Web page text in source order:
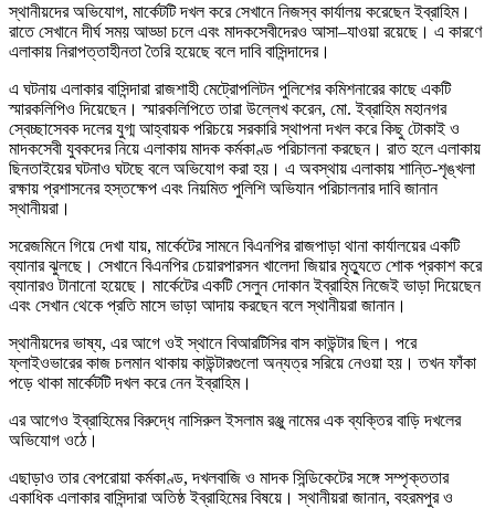
স্থানীয়দের অভিযোগ, মার্কেটটি দখল করে সেখানে নিজস্ব কার্যালয় করেছেন ইব্রাহিম।
রাতে সেখানে দীর্ঘ সময় আড্ডা চলে এবং মাদকসেবীদেরও আসা–যাওয়া রয়েছে। এ কারণে
এলাকায় নিরাপত্তাহীনতা তৈরি হয়েছে বলে দাবি বাসিন্দাদের।
এ ঘটনায় এলাকার বাসিন্দারা রাজশাহী মেট্রোপলিটন পুলিশের কমিশনারের কাছে একটি
স্মারকলিপিও দিয়েছেন। স্মারকলিপিতে তারা উল্লেখ করেন, মো. ইব্রাহিম মহানগর
স্বেচ্ছাসেবক দলের যুগ্ম আহ্বায়ক পরিচয়ে সরকারি স্থাপনা দখল করে কিছু টোকাই ও
মাদকসেবী যুবকদের নিয়ে এলাকায় মাদক কর্মকাণ্ড পরিচালনা করছেন। রাত হলে এলাকায়
ছিনতাইয়ের ঘটনাও ঘটছে বলে অভিযোগ করা হয়। এ অবস্থায় এলাকায় শান্তি-শৃঙ্খলা
রক্ষায় প্রশাসনের হস্তক্ষেপ এবং নিয়মিত পুলিশি অভিযান পরিচালনার দাবি জানান
স্থানীয়রা।
সরেজমিনে গিয়ে দেখা যায়, মার্কেটের সামনে বিএনপির রাজপাড়া থানা কার্যালয়ের একটি
ব্যানার ঝুলছে। সেখানে বিএনপির চেয়ারপারসন খালেদা জিয়ার মৃত্যুতে শোক প্রকাশ করে
ব্যানারও টানানো হয়েছে। মার্কেটের একটি সেলুন দোকান ইব্রাহিম নিজেই ভাড়া দিয়েছেন
এবং সেখান থেকে প্রতি মাসে ভাড়া আদায় করছেন বলে স্থানীয়রা জানান।
স্থানীয়দের ভাষ্য, এর আগে ওই স্থানে বিআরটিসির বাস কাউন্টার ছিল। পরে
ফ্লাইওভারের কাজ চলমান থাকায় কাউন্টারগুলো অন্যত্র সরিয়ে নেওয়া হয়। তখন ফাঁকা
পড়ে থাকা মার্কেটটি দখল করে নেন ইব্রাহিম।
এর আগেও ইব্রাহিমের বিরুদ্ধে নাসিরুল ইসলাম রঞ্জু নামের এক ব্যক্তির বাড়ি দখলের
অভিযোগ ওঠে।
এছাড়াও তার বেপরোয়া কর্মকাণ্ড, দখলবাজি ও মাদক সিন্ডিকেটের সঙ্গে সম্পৃক্ততার
একাধিক এলাকার বাসিন্দারা অতিষ্ঠ ইব্রাহিমের বিষয়ে। স্থানীয়রা জানান, বহরমপুর ও